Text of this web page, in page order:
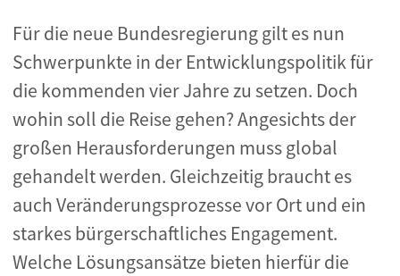
Für die neue Bundesregierung gilt es nun
Schwerpunkte in der Entwicklungspolitik für
die kommenden vier Jahre zu setzen. Doch
wohin soll die Reise gehen? Angesichts der
großen Herausforderungen muss global
gehandelt werden. Gleichzeitig braucht es
auch Veränderungsprozesse vor Ort und ein
starkes bürgerschaftliches Engagement.
Welche Lösungsansätze bieten hierfür die